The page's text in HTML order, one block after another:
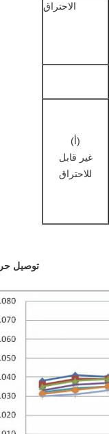
الاحتراق
(أ)
غير قابل
للاحتراق
توصيل